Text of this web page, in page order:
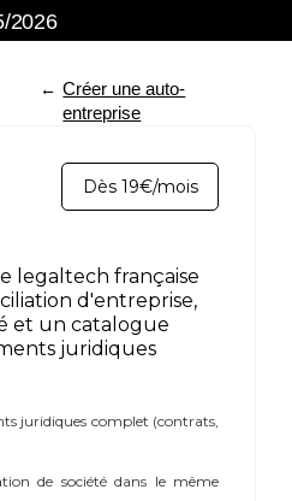
2026
← Créer une auto-
entreprise
Dès 19€/mois
legaltech française
d'entreprise,
et un catalogue
juridiques
juridiques complet (contrats,
de société dans le même